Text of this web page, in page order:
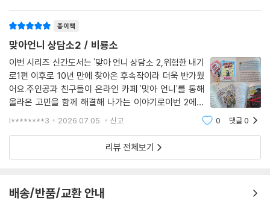
종이책
맞아언니 상담소2 / 비룡소
이번 시리즈 신간도서는 '맞아 언니 상담소 2,위험한 내기
로1편 이후로 10년 만에 찾아온 후속작이라 더욱 반가웠
어요.주인공과 친구들이 온라인 카페 '맞아 언니'를 통해
올라온 고민을 함께 해결해 나가는 이야기로이번 2에서
는 조금 더 흥미로운 사건이 생겨요.자신을 '조로'라고 글
폐쇄'라는 내기를 걸게 되요. '나라면 이 고
l********3 2026.07.05. 신고 0 댓글0
리뷰 전체보기
배송/반품/교환 안내